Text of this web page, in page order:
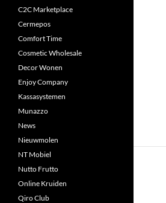
C2C Marketplace
Cermepos
Comfort Time
Cosmetic Wholesale
Decor Wonen
Enjoy Company
Kassasystemen
Munazzo
News
Nieuwmolen
NT Mobiel
Nutto Frutto
Online Kruiden
Qiro Club